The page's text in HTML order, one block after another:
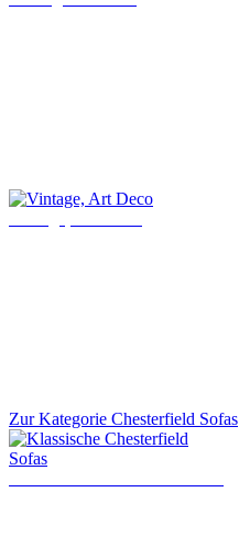
Zur Kategorie Chesterfield Sofas